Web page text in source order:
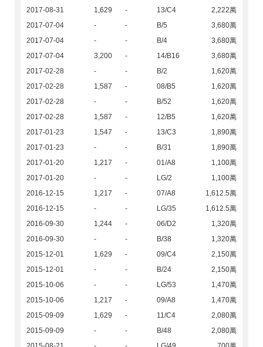
2017-08-31
1,629 - 13/C4
2,222萬
2017-07-04
- - B/5
3,680萬
2017-07-04
- - B/4
3,680萬
2017-07-04
3,200 - 14/B16
3,680萬
2017-02-28
- - B/2
1,620萬
2017-02-28
1,587 - 08/B5
1,620萬
2017-02-28
- - B/52
1,620萬
2017-02-28
1,587 - 12/B5
1,620萬
2017-01-23
1,547 - 13/C3
1,890萬
2017-01-23
- - B/31
1,890萬
2017-01-20
1,217 - 01/A8
1,100萬
2017-01-20
- - LG/2
1,100萬
2016-12-15
1,217 - 07/A8
1,612.5萬
2016-12-15
- - LG/35
1,612.5萬
2016-09-30
1,244 - 06/D2
1,320萬
2016-09-30
- - B/38
1,320萬
2015-12-01
1,629 - 09/C4
2,150萬
2015-12-01
- - B/24
2,150萬
2015-10-06
- - LG/53
1,470萬
2015-10-06
1,217 - 09/A8
1,470萬
2015-09-09
1,629 - 11/C4
2,080萬
2015-09-09
- - B/48
2,080萬